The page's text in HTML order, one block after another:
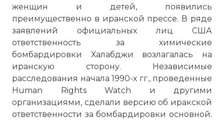
женщин и детей, появились
преимущественно в иранской прессе. В ряде
заявлений официальных лиц США
ответственность за химические
бомбардировки Халабджи возлагалась на
иранскую сторону. Независимые
расследования начала 1990-х гг., проведенные
Human Rights Watch и другими
организациями, сделали версию об иракской
ответственности за бомбардировки основной.